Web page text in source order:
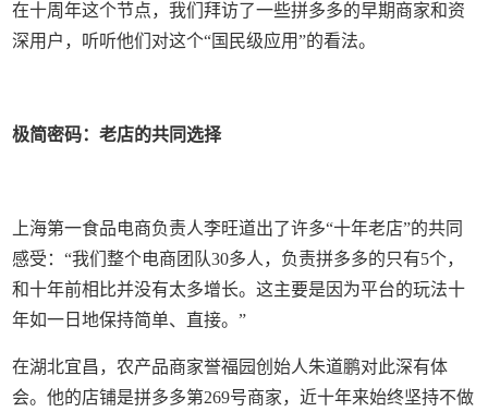
在十周年这个节点，我们拜访了一些拼多多的早期商家和资
深用户，听听他们对这个“国民级应用”的看法。
极简密码：老店的共同选择
上海第一食品电商负责人李旺道出了许多“十年老店”的共同
感受：“我们整个电商团队30多人，负责拼多多的只有5个，
和十年前相比并没有太多增长。这主要是因为平台的玩法十
年如一日地保持简单、直接。”
在湖北宜昌，农产品商家誉福园创始人朱道鹏对此深有体
会。他的店铺是拼多多第269号商家，近十年来始终坚持不做